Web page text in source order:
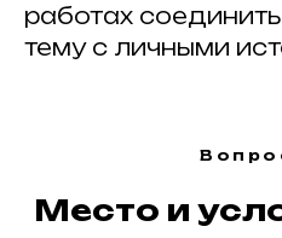
работах
тему с личными
Место и